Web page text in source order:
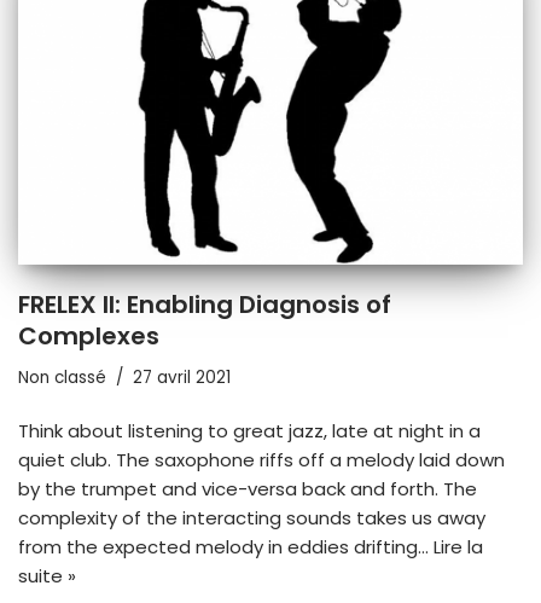
FRELEX II: Enabling Diagnosis of
Complexes
Non classé 27 avril 2021
Think about listening to great jazz, late at night in a
quiet club. The saxophone riffs off a melody laid down
by the trumpet and vice-versa back and forth. The
complexity of the interacting sounds takes us away
from the expected melody in eddies drifting… Lire la
suite »